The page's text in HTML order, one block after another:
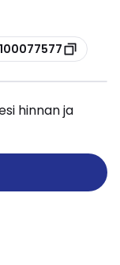
hinnan ja